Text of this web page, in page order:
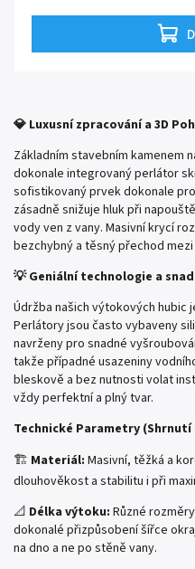
Séris:Logis
💎 Luxusní zpracování a 3D
Základním stavebním kamenem
dokonale integrovaný perlátor
sofistikovaný prvek dokonale
zásadně snižuje hluk při
vody ven z vany. Masivní krycí
bezchybný a těsný přechod
💡 Geniální technologie a
Údržba našich výtokových hubic
Perlátory jsou často vybaveny
navrženy pro snadné
takže případné usazeniny
bleskově a bez nutnosti volat
vždy perfektní a plný tvar.
Technické Parametry
🏗️ Materiál: Masivní, těžká a
dlouhověkost a stabilitu i při
📐 Délka výtoku: Různé
dokonalé přizpůsobení šířce
na dno a ne po stěně vany.